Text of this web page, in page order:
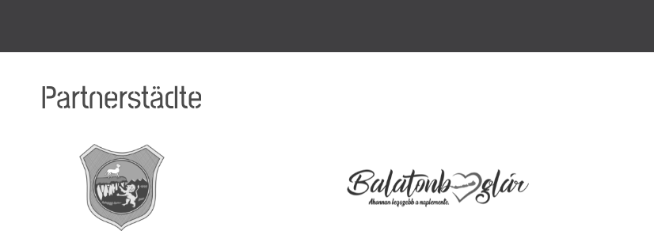
Partnerstädte